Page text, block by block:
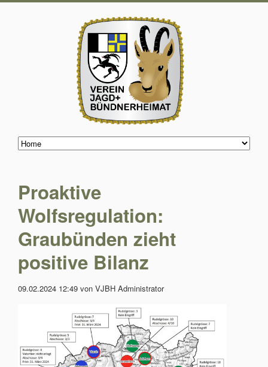
Proaktive
Wolfsregulation:
Graubünden zieht
positive Bilanz
09.02.2024 12:49von VJBH Administrator